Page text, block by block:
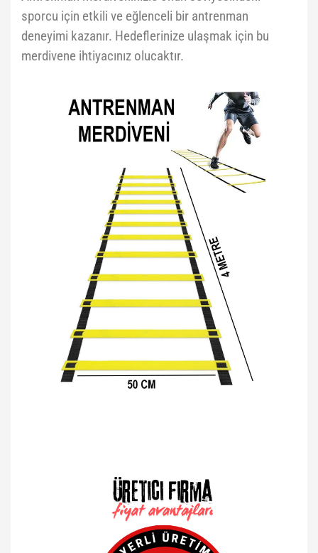
sporcu için etkili ve eğlenceli bir antrenman
deneyimi kazanır. Hedeflerinize ulaşmak için bu
merdivene ihtiyacınız olucaktır.